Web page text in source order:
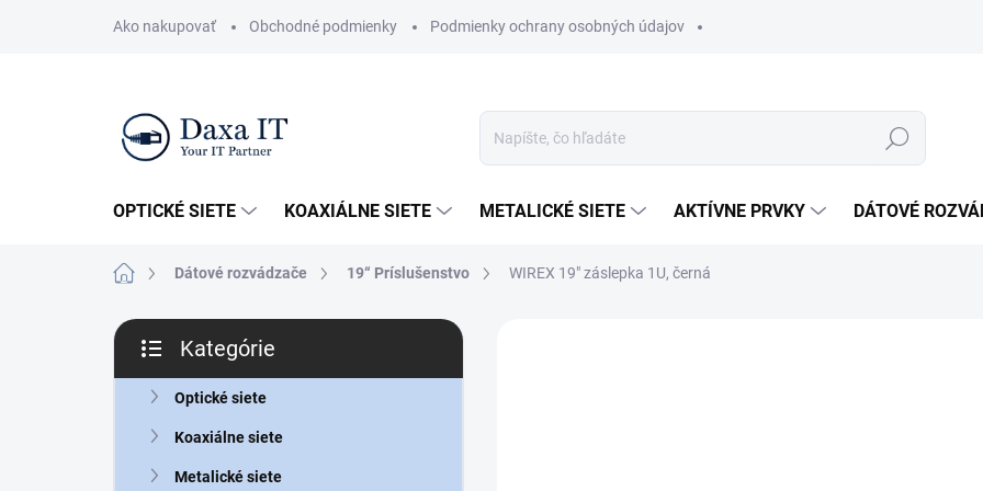
Ako nakupovať Obchodné podmienky Podmienky ochrany osobných údajov
Hľadať
OPTICKÉ SIETE KOAXIÁLNE SIETE METALICKÉ SIETE AKTÍVNE PRVKY DÁTOVÉ
DomovDátové rozvádzače 19“ Príslušenstvo WIREX 19" záslepka 1U, černá
B
č
kategórie
Kategórie
Optické siete
Koaxiálne siete
Metalické siete